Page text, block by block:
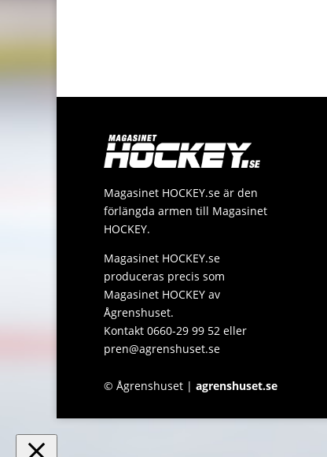
Magasinet HOCKEY.se är den
förlängda armen till Magasinet
HOCKEY.
Magasinet HOCKEY.se
produceras precis som
Magasinet HOCKEY av
Ågrenshuset.
Kontakt 0660-29 99 52 eller
pren@agrenshuset.se
© Ågrenshuset | agrenshuset.se